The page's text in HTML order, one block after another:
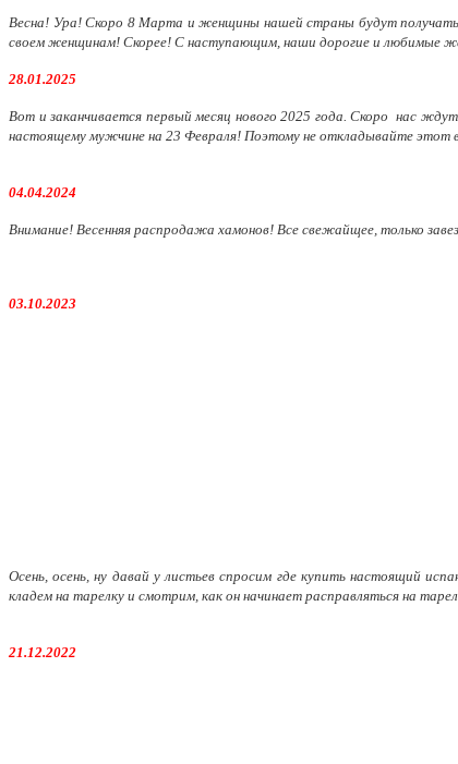
Весна! Ура! Скоро 8 Марта и женщины нашей страны будут
своем женщинам! Скорее! С наступающим, наши дорогие и любимые
28.01.2025
Вот и заканчивается первый месяц нового 2025 года. Скоро нас
настоящему мужчине на 23 Февраля! Поэтому не откладывайте этот
04.04.2024
Внимание! Весенняя распродажа хамонов! Все свежайщее, только
03.10.2023
Осень, осень, ну давай у листьев спросим где купить настоящий
кладем на тарелку и смотрим, как он начинает расправляться на
21.12.2022